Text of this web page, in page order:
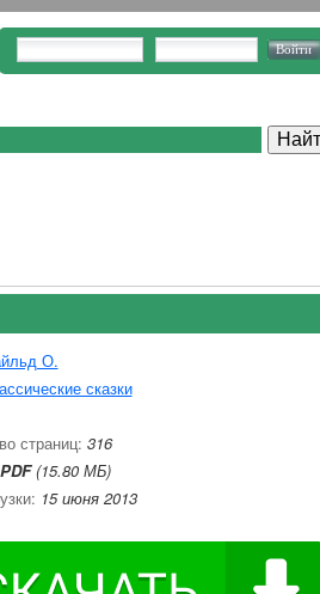
О.
сказки
страниц: 316
PDF(15.80 МБ)
15 июня 2013